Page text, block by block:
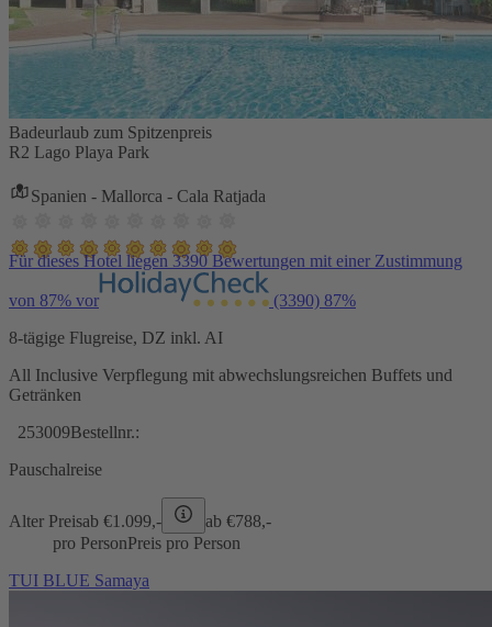
Badeurlaub zum Spitzenpreis
R2 Lago Playa Park
Spanien - Mallorca - Cala Ratjada
Für dieses Hotel liegen 3390 Bewertungen mit einer Zustimmung
von 87% vor (3390) 87%
8-tägige Flugreise, DZ inkl. AI
All Inclusive Verpflegung mit abwechslungsreichen Buffets und
Getränken
253009Bestellnr.:
Pauschalreise
Alter Preisab €1.099,- ab €788,-
pro PersonPreis pro Person
TUI BLUE Samaya